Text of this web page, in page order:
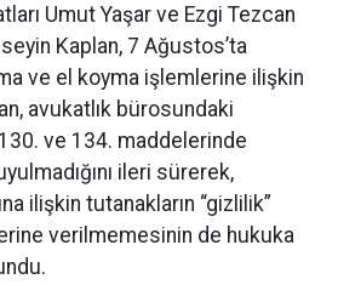
Umut Yaşar ve Ezgi Tezcan
Kaplan, 7 Ağustos’ta
ve el koyma işlemlerine ilişkin
avukatlık bürosundaki
ve 134. maddelerinde
ileri sürerek,
ilişkin tutanakların “gizlilik”
verilmemesinin de hukuka